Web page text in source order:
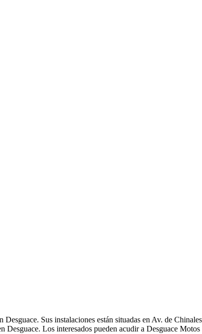
Sus instalaciones están situadas en Av. de
Los interesados pueden acudir a Desguace